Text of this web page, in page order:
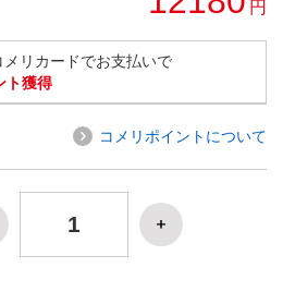
円
リカードでお支払いで
ト獲得
コメリポイントについて